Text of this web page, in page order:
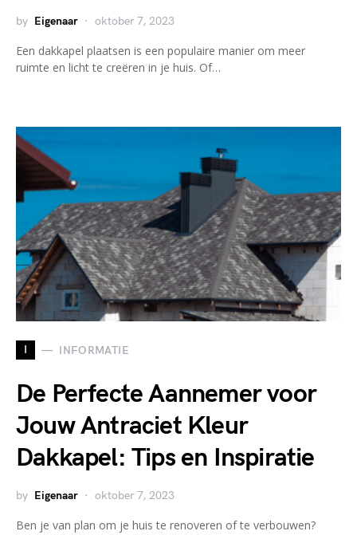
by Eigenaar oktober 7, 2023
Een dakkapel plaatsen is een populaire manier om meer
ruimte en licht te creëren in je huis. Of…
I INFORMATIE
De Perfecte Aannemer voor
Jouw Antraciet Kleur
Dakkapel: Tips en Inspiratie
by Eigenaar oktober 7, 2023
Ben je van plan om je huis te renoveren of te verbouwen?